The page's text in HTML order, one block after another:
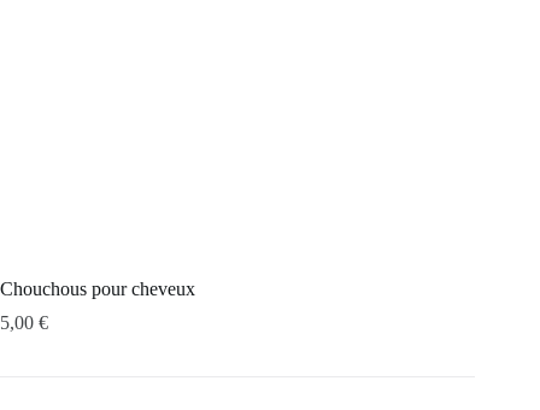
Chouchous pour cheveux
5,00 €